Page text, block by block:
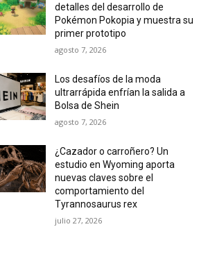
detalles del desarrollo de
Pokémon Pokopia y muestra su
primer prototipo
agosto 7, 2026
Los desafíos de la moda
ultrarrápida enfrían la salida a
Bolsa de Shein
agosto 7, 2026
¿Cazador o carroñero? Un
estudio en Wyoming aporta
nuevas claves sobre el
comportamiento del
Tyrannosaurus rex
julio 27, 2026